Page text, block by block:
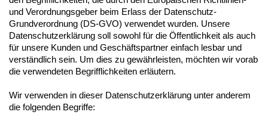
und Verordnungsgeber beim Erlass der Datenschutz-
Grundverordnung (DS-GVO) verwendet wurden. Unsere
Datenschutzerklärung soll sowohl für die Öffentlichkeit als auch
für unsere Kunden und Geschäftspartner einfach lesbar und
verständlich sein. Um dies zu gewährleisten, möchten wir vorab
die verwendeten Begrifflichkeiten erläutern.
Wir verwenden in dieser Datenschutzerklärung unter anderem
die folgenden Begriffe: